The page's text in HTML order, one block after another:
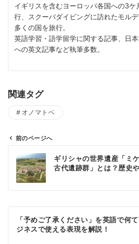
イギリスを含むヨーロッパ各国への3ケ
行、スクーバダイビングに訪れたモル
多くの国を旅行。
英語学習・語学留学に関する記事、日
への英文記事など執筆多数。
関連タグ
オノマトベ
ビ
前のページへ
ギリシャの世界遺産「ミ
古代遺跡群」とは？歴史
「予めご了承ください」を英語で何
ジネスで使える表現を解説！